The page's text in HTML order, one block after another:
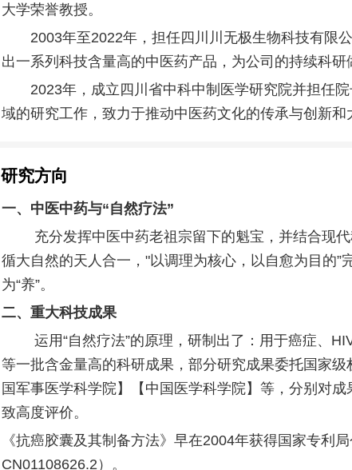
大学荣誉教授。
2003年至2022年，担任四川川无极生物科技有限
出一系列科技含量高的中医药产品，为公司的持续科研
2023年，成立四川省中科中制医学研究院并担任
域的研究工作，致力于推动中医药文化的传承与创新和
研究方向
一、中医中药与“自然疗法”
充分发挥中医中药老祖宗留下的魁宝，并结合现
循大自然的天人合一，"以调理为核心，以自愈为目的”
为“养”。
二、重大科技成果
运用“自然疗法”的原理，研制出了：用于癌症、
等一批含金量高的科研成果，部分研究成果委托国家
国军事医学科学院】【中国医学科学院】等，分别对
致高度评价。
《抗癌胶囊及其制备方法》早在2004年获得国家专利
CN01108626.2）。